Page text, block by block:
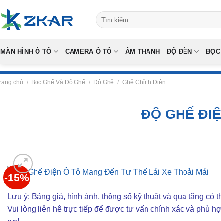
to
content
Tìm
kiếm:
MÀN HÌNH Ô TÔ CAMERA Ô TÔ ÂM THANH ĐỘ ĐÈN
chủ / Bọc Ghế Và Độ Ghế / Độ Ghế / Ghế Chỉnh Điện
ĐỘ GHẾ
-15%
Lưu ý: Bảng giá, hình ảnh, thông số kỹ thuật và quà tặng có
Vui lòng liên hê trực tiếp để được tư vấn chính xác và phù